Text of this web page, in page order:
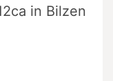
in Bilzen